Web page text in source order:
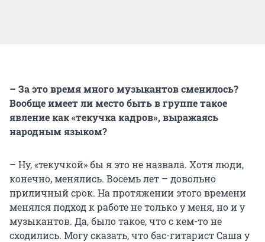
– За это время много музыкантов сменилось?
Вообще имеет ли место быть в группе такое
явление как «текучка кадров», выражаясь
народным языком?
– Ну, «текучкой» бы я это не назвала. Хотя люди,
конечно, менялись. Восемь лет – довольно
приличный срок. На протяжении этого времени
менялся подход к работе не только у меня, но и у
музыкантов. Да, было такое, что с кем-то не
сходились. Могу сказать, что бас-гитарист Саша у